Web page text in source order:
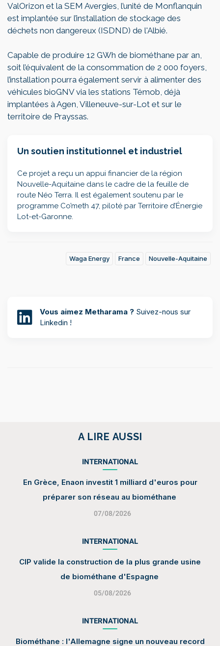
ValOrizon et la SEM Avergies, l’unité de Monflanquin
est implantée sur l’installation de stockage des
déchets non dangereux (ISDND) de l'Albié.
Capable de produire 12 GWh de biométhane par an,
soit l’équivalent de la consommation de 2 000 foyers,
l’installation pourra également servir à alimenter des
véhicules bioGNV via les stations Témob, déjà
implantées à Agen, Villeneuve-sur-Lot et sur le
territoire de Prayssas.
Un soutien institutionnel et industriel
Ce projet a reçu un appui financier de la région
Nouvelle-Aquitaine dans le cadre de la feuille de
route Néo Terra. Il est également soutenu par le
programme Co’meth 47, piloté par Territoire d’Énergie
Lot-et-Garonne.
Waga Energy France Nouvelle-Aquitaine
Vous aimez Metharama ? Suivez-nous sur
Linkedin !
A LIRE AUSSI
INTERNATIONAL
En Grèce, Enaon investit 1 milliard d'euros pour
préparer son réseau au biométhane
07/08/2026
INTERNATIONAL
CIP valide la construction de la plus grande usine
de biométhane d'Espagne
05/08/2026
INTERNATIONAL
Biométhane : l'Allemagne signe un nouveau record